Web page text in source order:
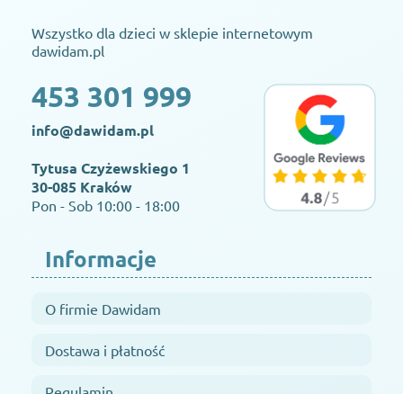
Wszystko dla dzieci w sklepie internetowym
dawidam.pl
453 301 999
info@dawidam.pl
Tytusa Czyżewskiego 1
30-085 Kraków
Pon - Sob 10:00 - 18:00
Informacje
O firmie Dawidam
Dostawa i płatność